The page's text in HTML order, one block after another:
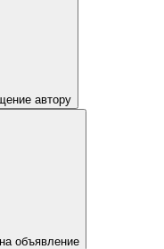
автору
объявление